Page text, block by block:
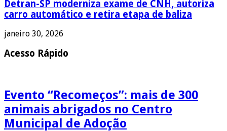
Detran-SP moderniza exame de CNH, autoriza
carro automático e retira etapa de baliza
janeiro 30, 2026
Acesso Rápido
Evento “Recomeços”: mais de 300
animais abrigados no Centro
Municipal de Adoção